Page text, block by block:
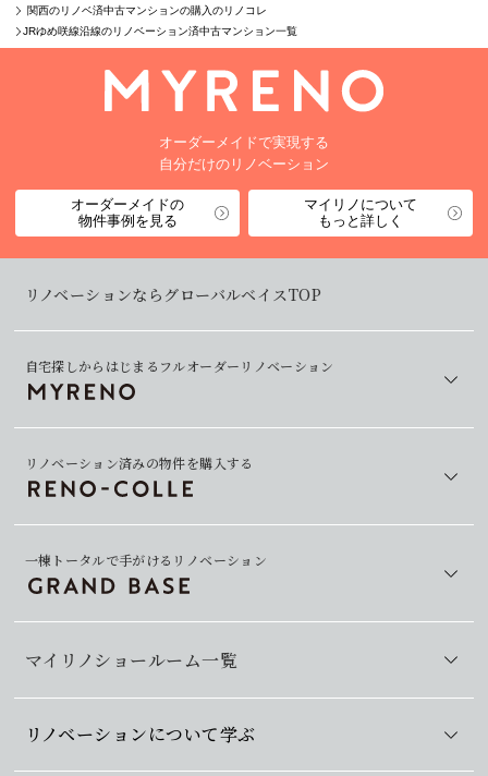
関西のリノベ済中古マンションの購入のリノコレ
JRゆめ咲線沿線のリノベーション済中古マンション一覧
オーダーメイドで実現する
自分だけのリノベーション
オーダーメイドの
物件事例を見る
マイリノについて
もっと詳しく
リノベーションならグローバルベイスTOP
自宅探しからはじまるフルオーダーリノベーション
マイリノショールーム一覧
リノベーション済みの物件を購入する
一棟トータルで手がけるリノベーション
リノベーションについて学ぶ